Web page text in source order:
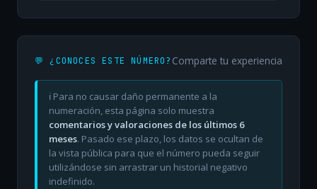
💬 ¿CONOCES ESTE NÚMERO? Comparte tu experiencia
ℹ️ Para no causar daño permanente a la
numeración, esta página solo muestra
comentarios y valoraciones de los últimos 6
meses. Pasado ese plazo, los datos se ocultan de
la vista pública para que el número pueda seguir
utilizándose sin arrastrar un historial negativo
indefinido.